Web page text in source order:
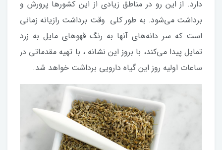
دارد. از این رو در مناطق زیادی از این کشورها پرورش و
برداشت می‌شود. به طور کلی وقت برداشت رازیانه زمانی
است که سر دانه‌های آنها به رنگ قهوهای مایل به زرد
تمایل پیدا می‌کند، با بروز این نشانه ، با تهیه مقدماتی در
ساعات اولیه روز این گیاه دارویی برداشت خواهد شد.